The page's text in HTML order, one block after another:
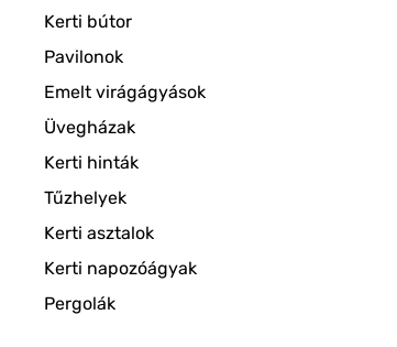
Kerti bútor
Pavilonok
Emelt virágágyások
Üvegházak
Kerti hinták
Tűzhelyek
Kerti asztalok
Kerti napozóágyak
Pergolák